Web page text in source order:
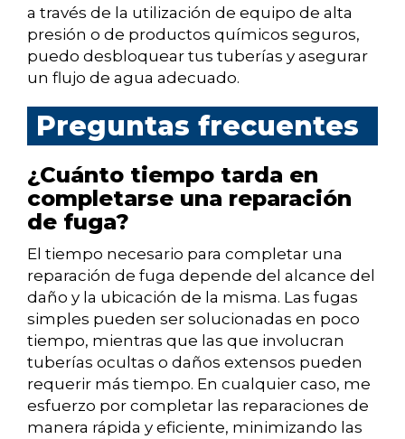
a través de la utilización de equipo de alta
presión o de productos químicos seguros,
puedo desbloquear tus tuberías y asegurar
un flujo de agua adecuado.
Preguntas frecuentes
¿Cuánto tiempo tarda en
completarse una reparación
de fuga?
El tiempo necesario para completar una
reparación de fuga depende del alcance del
daño y la ubicación de la misma. Las fugas
simples pueden ser solucionadas en poco
tiempo, mientras que las que involucran
tuberías ocultas o daños extensos pueden
requerir más tiempo. En cualquier caso, me
esfuerzo por completar las reparaciones de
manera rápida y eficiente, minimizando las